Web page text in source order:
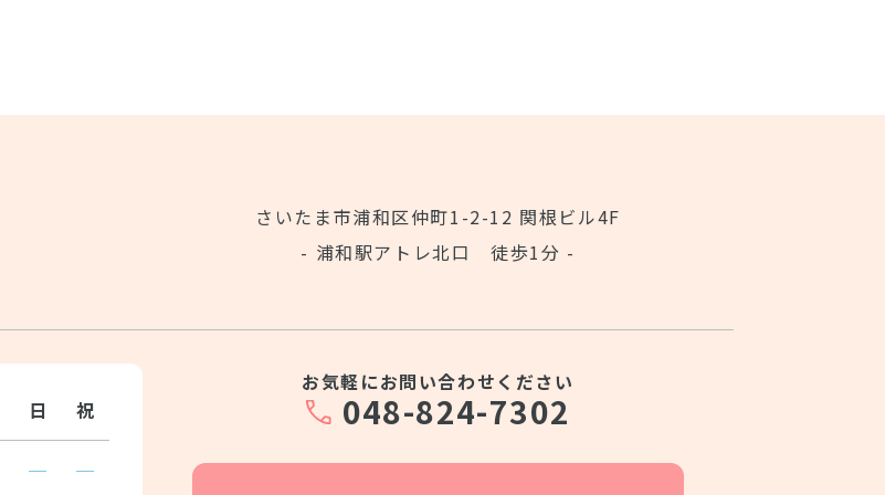
さいたま市浦和区仲町1-2-12 関根ビル4F
- 浦和駅アトレ北口 徒歩1分 -
日 祝
─ ─
お気軽にお問い合わせください
048-824-7302